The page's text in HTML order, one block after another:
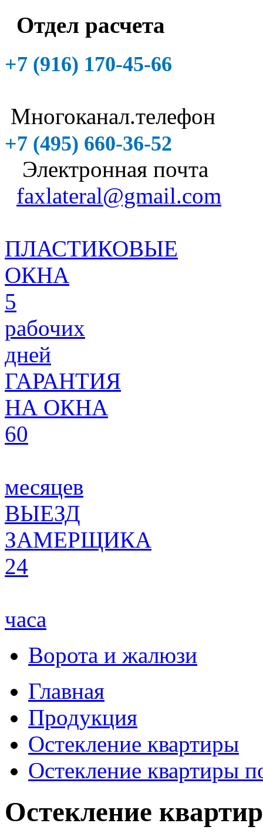
Отдел расчета
+7 (916) 170-45-66
Многоканал.телефон
+7 (495) 660-36-52
Электронная почта
faxlateral@gmail.com
ПЛАСТИКОВЫЕ
ОКНА
5
рабочих
дней
ГАРАНТИЯ
НА ОКНА
60
месяцев
ВЫЕЗД
ЗАМЕРЩИКА
24
часа
Ворота и жалюзи
Главная
Продукция
Остекление квартиры
Остекление квартиры
Остекление